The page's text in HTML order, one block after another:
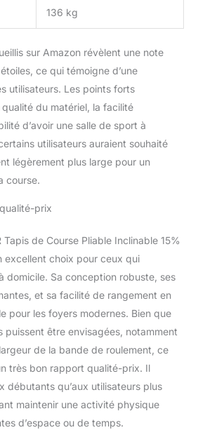
et de 3 modes de
compte à rebours, vous
précisément votre temps
ou votre dépense
calorique pour exploiter
pleinement votre
potentiel. 【Partage
familial】 : Ce tapis de
marche bureau
besoins de toute la
famille. La barre de
la sécurité pour toutes
course de 103*40 cm est
idéale pour le sprint et le
jogging. Il supporte
jusqu'à 136 kg, solide et
durable. Avec 12 modes
préréglés, doubles porte-
gobelets et support pour
téléphone/tablette, il
divertissement.
136 kg
sur Amazon révèlent une note
ce qui témoigne d’une
utilisateurs. Les points forts
du matériel, la facilité
d’avoir une salle de sport à
utilisateurs auraient souhaité
légèrement plus large pour un
course.
prix
Tapis de Course Pliable Inclinable 15%
excellent choix pour ceux qui
domicile. Sa conception robuste, ses
et sa facilité de rangement en
pour les foyers modernes. Bien que
puissent être envisagées, notamment
de la bande de roulement, ce
très bon rapport qualité-prix. Il
débutants qu’aux utilisateurs plus
maintenir une activité physique
d’espace ou de temps.